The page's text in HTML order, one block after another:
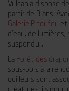
Vulcania dispose
partir de 3 ans.
Galerie Pitoufeu et
d’eau, de
suspendu…
La Forêt des
sous-bois à la
qui leurs sont